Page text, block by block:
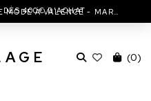
- MARC JACOBS - ISABEL MARANT & MORE
400€ D'ACHAT
A G E (0)